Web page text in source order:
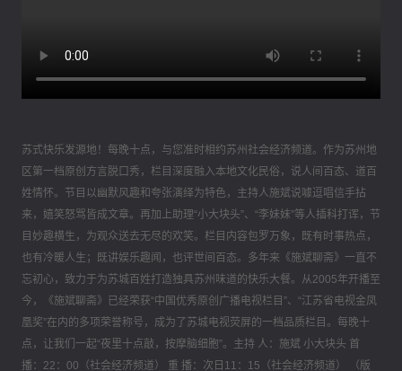
苏式快乐发源地！每晚十点，与您准时相约苏州社会经济频道。作为苏州地
区第一档原创方言脱口秀，栏目深度融入本地文化民俗，说人间百态、道百
姓情怀。节目以幽默风趣和夸张演绎为特色，主持人施斌说噱逗唱信手拈
来，嬉笑怒骂皆成文章。再加上助理“小大块头”、“李妹妹”等人插科打诨，节
目妙趣横生，为观众送去无尽的欢笑。栏目内容包罗万象，既有时事热点，
也有冷暖人生；既讲娱乐趣闻，也评世间百态。多年来《施斌聊斋》一直不
忘初心，致力于为苏城百姓打造独具苏州味道的快乐大餐。从2005年开播至
今，《施斌聊斋》已经荣获“中国优秀原创广播电视栏目”、“江苏省电视金凤
凰奖”在内的多项荣誉称号，成为了苏城电视荧屏的一档品质栏目。每晚十
点，让我们一起“夜里十点敲，按摩脑细胞”。主持 人：施斌 小大块头 首
播：22：00（社会经济频道） 重 播：次日11：15（社会经济频道） （版